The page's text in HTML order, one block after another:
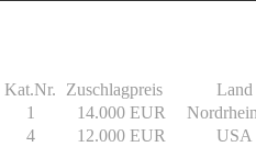
Kat.Nr. Zuschlagpreis
Land
1
14.000 EUR
4
12.000 EUR
USA